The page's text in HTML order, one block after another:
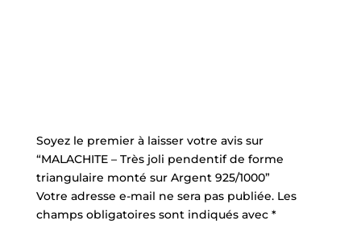
Soyez le premier à laisser votre avis sur
“MALACHITE – Très joli pendentif de forme
triangulaire monté sur Argent 925/1000”
Votre adresse e-mail ne sera pas publiée. Les
champs obligatoires sont indiqués avec *